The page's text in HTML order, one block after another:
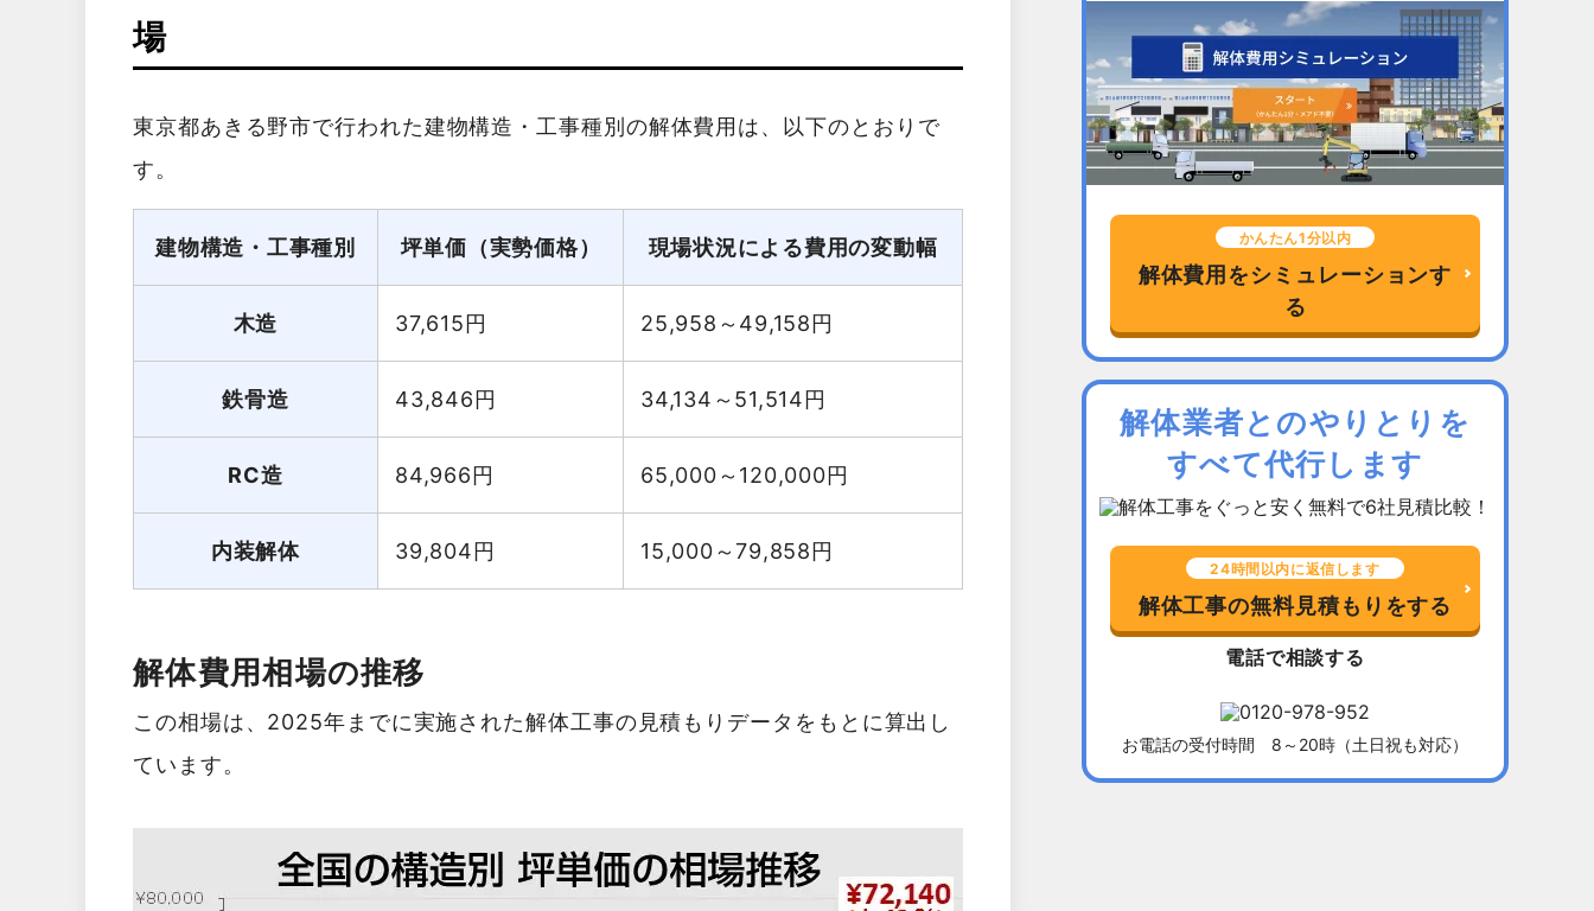
場
東京都あきる野市で行われた建物構造・工事種別の解体費用は、以下のとおりで
す。
建物構造・工事種別 坪単価（実勢価格） 現場状況による費用の変動幅
木造 37,615円 25,958～49,158円
鉄骨造 43,846円 34,134～51,514円
RC造 84,966円 65,000～120,000円
内装解体 39,804円 15,000～79,858円
解体費用相場の推移
この相場は、2025年までに実施された解体工事の見積もりデータをもとに算出し
ています。
かんたん1分以内
解体費用をシミュレーションす
る
解体業者とのやりとりを
すべて代行します
24時間以内に返信します
解体工事の無料見積もりをする
電話で相談する
お電話の受付時間 8～20時（土日祝も対応）